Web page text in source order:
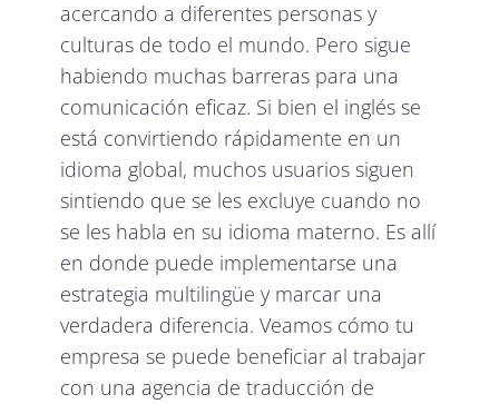
acercando a diferentes personas y
culturas de todo el mundo. Pero sigue
habiendo muchas barreras para una
comunicación eficaz. Si bien el inglés se
está convirtiendo rápidamente en un
idioma global, muchos usuarios siguen
sintiendo que se les excluye cuando no
se les habla en su idioma materno. Es allí
en donde puede implementarse una
estrategia multilingüe y marcar una
verdadera diferencia. Veamos cómo tu
empresa se puede beneficiar al trabajar
con una agencia de traducción de